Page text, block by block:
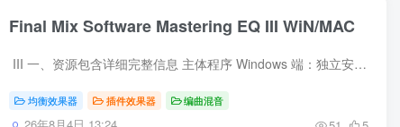
Final Mix Software Mastering EQ III WiN/MAC
III 一、资源包含详细完整信息 主体程序 Windows 端：独立安装主程序、VST3、AAX、VST2 插件格式程序文件 macOS 端：AU、VST3、AAX、AUv3 插件封装程序，适配 Intel 与 Apple Silicon 双...
均衡效果器 插件效果器 编曲混音